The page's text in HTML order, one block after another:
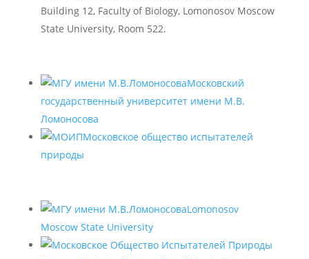
Building 12, Faculty of Biology, Lomonosov Moscow
State University, Room 522.
Московский
государственный университет имени М.В.
Ломоносова
Московское общество испытателей
природы
Lomonosov
Moscow State University